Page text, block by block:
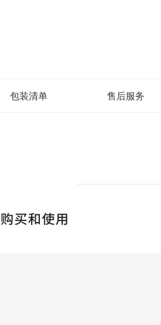
包装清单 售后服务